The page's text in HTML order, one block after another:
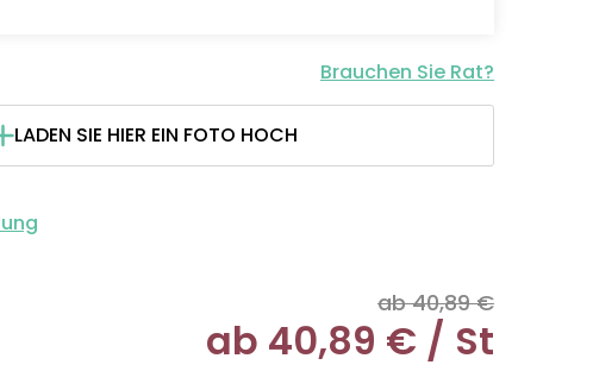
Brauchen Sie Rat?
LADEN SIE HIER EIN FOTO HOCH
ab 40,89 €
ab 40,89 € / St